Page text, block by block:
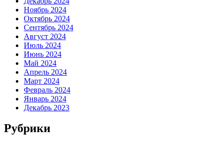
Ноябрь 2024
Октябрь 2024
Сентябрь 2024
Август 2024
Июль 2024
Июнь 2024
Май 2024
Апрель 2024
Март 2024
Февраль 2024
Январь 2024
Декабрь 2023
Рубрики